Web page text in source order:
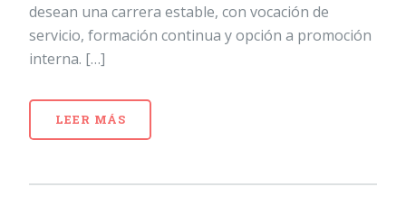
desean una carrera estable, con vocación de
servicio, formación continua y opción a promoción
interna. […]
LEER MÁS